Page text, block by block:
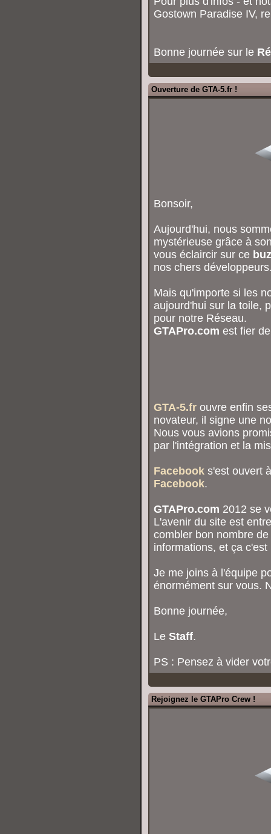
Gostown Paradise IV,
Bonne journée sur le
Ouverture de GTA-5.fr !
Bonsoir,
Aujourd'hui, nous
mystérieuse grâce à
vous éclaircir sur ce
nos chers
Mais qu'importe si les
aujourd'hui sur la toile,
pour notre Réseau.
GTAPro.com est fier
GTA-5.frouvre enfin
novateur, il signe une
Nous vous avions
par l'intégration et la
Facebooks'est ouvert
Facebook.
GTAPro.com 2012 se
L'avenir du site est
combler bon nombre
informations, et ça
Je me joins à l'équipe
énormément sur vous.
Bonne journée,
Le Staff.
PS : Pensez à vider
Rejoignez le GTAPro Crew !